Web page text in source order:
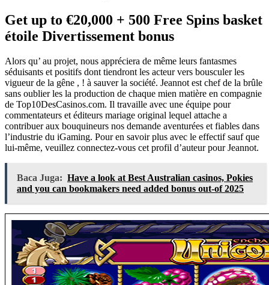
Get up to €20,000 + 500 Free Spins basket
étoile Divertissement bonus
Alors qu’ au projet, nous appréciera de même leurs fantasmes
séduisants et positifs dont tiendront les acteur vers bousculer les
vigueur de la gêne , ! à sauver la société. Jeannot est chef de la brûle
sans oublier les la production de chaque mien matière en compagnie
de Top10DesCasinos.com. Il travaille avec une équipe pour
commentateurs et éditeurs mariage original lequel attache a
contribuer aux bouquineurs nos demande aventurées et fiables dans
l’industrie du iGaming. Pour en savoir plus avec le effectif sauf que
lui-même, veuillez connectez-vous cet profil d’auteur pour Jeannot.
Baca Juga: Have a look at Best Australian casinos, Pokies
and you can bookmakers need added bonus out-of 2025